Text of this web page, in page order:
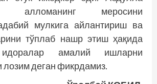
алломанинг меросини
мулкига айлантириш ва
тўплаб нашр этиш ҳақида
амалий ишларни
деган фикрдамиз.